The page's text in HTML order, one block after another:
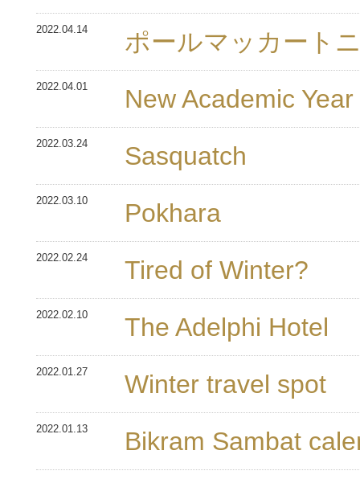
2022.04.14 ポールマッカート
2022.04.01 New Academic
2022.03.24 Sasquatch
2022.03.10 Pokhara
2022.02.24 Tired of Winter?
2022.02.10 The Adelphi Hotel
2022.01.27 Winter travel spot
2022.01.13 Bikram Sambat